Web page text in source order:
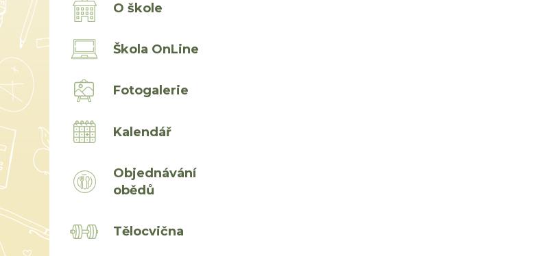
O škole
Škola OnLine
Fotogalerie
Kalendář
Objednávání
obědů
Tělocvična